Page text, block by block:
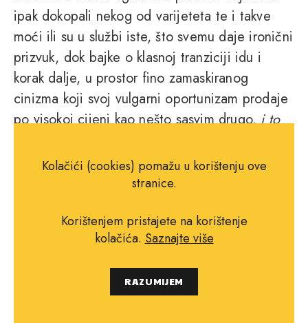
ipak dokopali nekog od varijeteta te i takve
moći ili su u službi iste, što svemu daje ironični
prizvuk, dok bajke o klasnoj tranziciji idu i
korak dalje, u prostor fino zamaskiranog
cinizma koji svoj vulgarni oportunizam prodaje
po visokoj cijeni kao nešto sasvim drugo,i to
za cedar, neka se nađe prostora i za nemoć,
moramo li baš svemu osmisliti ambalažu?
Oplemenjene ilustracijama
Hane Vrce i pod uredničkom
palicom Marka Radeljića,
Kolačići (cookies) pomažu u korištenju ove
stranice.
Korištenjem pristajete na korištenje
kolačića. Saznajte više
RAZUMIJEM